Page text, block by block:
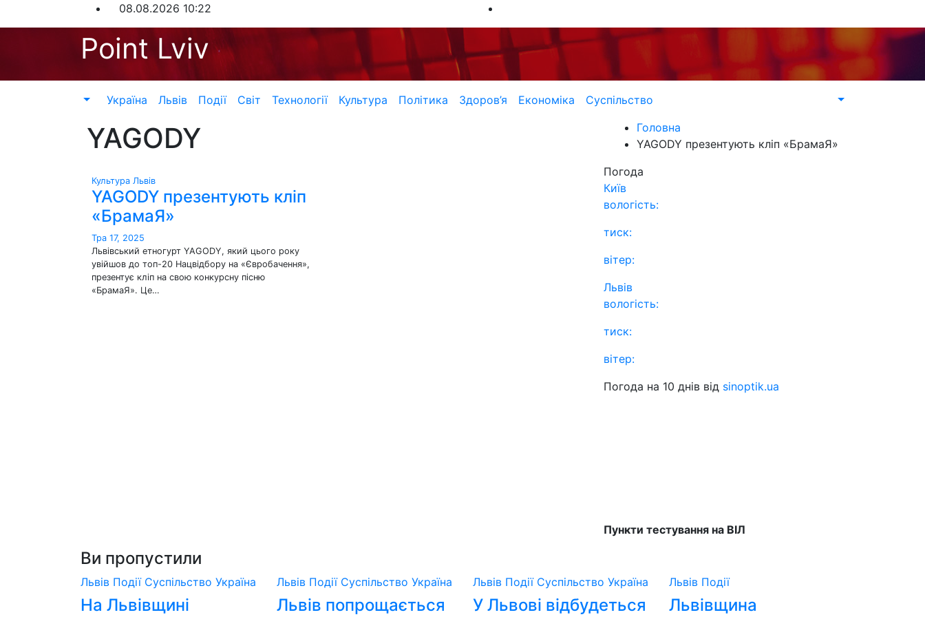
до
08.08.2026 10:22
Point Lviv
Україна Львів Події Світ Технології Культура Політика Здоров’я Економіка Суспільство
YAGODY
Головна
YAGODY презентують кліп «БрамаЯ»
Культура Львів
YAGODY презентують кліп
«БрамаЯ»
Тра 17, 2025
Львівський етногурт YAGODY, який цього року
увійшов до топ-20 Нацвідбору на «Євробачення»,
презентує кліп на свою конкурсну пісню
«БрамаЯ». Це…
Погода
Київ
вологість:
тиск:
вітер:
Львів
вологість:
тиск:
вітер:
Погода на 10 днів від sinoptik.ua
Пункти тестування на ВІЛ
Ви пропустили
Львів Події Суспільство Україна
На Львівщині
Львів Події Суспільство Україна
Львів попрощається
Львів Події Суспільство Україна
У Львові відбудеться
Львів Події
Львівщина